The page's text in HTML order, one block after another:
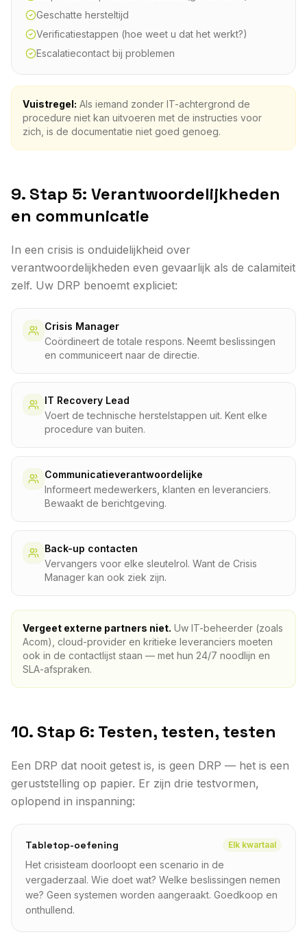
Geschatte hersteltijd
Verificatiestappen (hoe weet u dat het werkt?)
Escalatiecontact bij problemen
Vuistregel: Als iemand zonder IT-achtergrond de
procedure niet kan uitvoeren met de instructies voor
zich, is de documentatie niet goed genoeg.
9. Stap 5: Verantwoordelijkheden
en communicatie
In een crisis is onduidelijkheid over
verantwoordelijkheden even gevaarlijk als de calamiteit
zelf. Uw DRP benoemt expliciet:
Crisis Manager
Coördineert de totale respons. Neemt beslissingen
en communiceert naar de directie.
IT Recovery Lead
Voert de technische herstelstappen uit. Kent elke
procedure van buiten.
Communicatieverantwoordelijke
Informeert medewerkers, klanten en leveranciers.
Bewaakt de berichtgeving.
Back-up contacten
Vervangers voor elke sleutelrol. Want de Crisis
Manager kan ook ziek zijn.
Vergeet externe partners niet. Uw IT-beheerder (zoals
Acom), cloud-provider en kritieke leveranciers moeten
ook in de contactlijst staan — met hun 24/7 noodlijn en
SLA-afspraken.
10. Stap 6: Testen, testen, testen
Een DRP dat nooit getest is, is geen DRP — het is een
geruststelling op papier. Er zijn drie testvormen,
oplopend in inspanning:
Tabletop-oefening Elk kwartaal
Het crisisteam doorloopt een scenario in de
vergaderzaal. Wie doet wat? Welke beslissingen nemen
we? Geen systemen worden aangeraakt. Goedkoop en
onthullend.